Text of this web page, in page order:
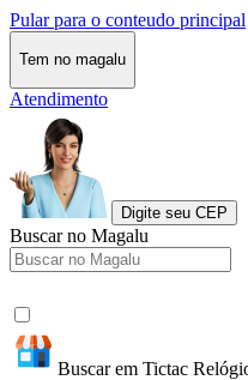
Pular para o conteudo principal
Tem no magalu
Atendimento
Digite seu CEP
Buscar no Magalu
Buscar em Tictac